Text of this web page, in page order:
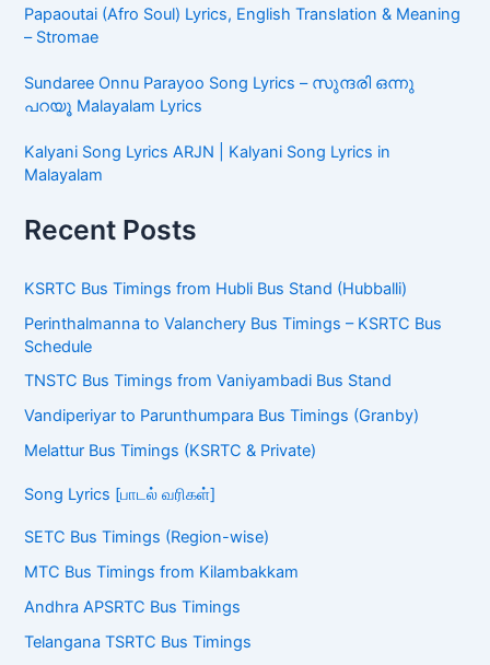
Papaoutai (Afro Soul) Lyrics, English Translation & Meaning
– Stromae
Sundaree Onnu Parayoo Song Lyrics – സുന്ദരി ഒന്നു
പറയൂ Malayalam Lyrics
Kalyani Song Lyrics ARJN | Kalyani Song Lyrics in
Malayalam
Recent Posts
KSRTC Bus Timings from Hubli Bus Stand (Hubballi)
Perinthalmanna to Valanchery Bus Timings – KSRTC Bus
Schedule
TNSTC Bus Timings from Vaniyambadi Bus Stand
Vandiperiyar to Parunthumpara Bus Timings (Granby)
Melattur Bus Timings (KSRTC & Private)
Song Lyrics [பாடல் வரிகள்]
SETC Bus Timings (Region-wise)
MTC Bus Timings from Kilambakkam
Andhra APSRTC Bus Timings
Telangana TSRTC Bus Timings